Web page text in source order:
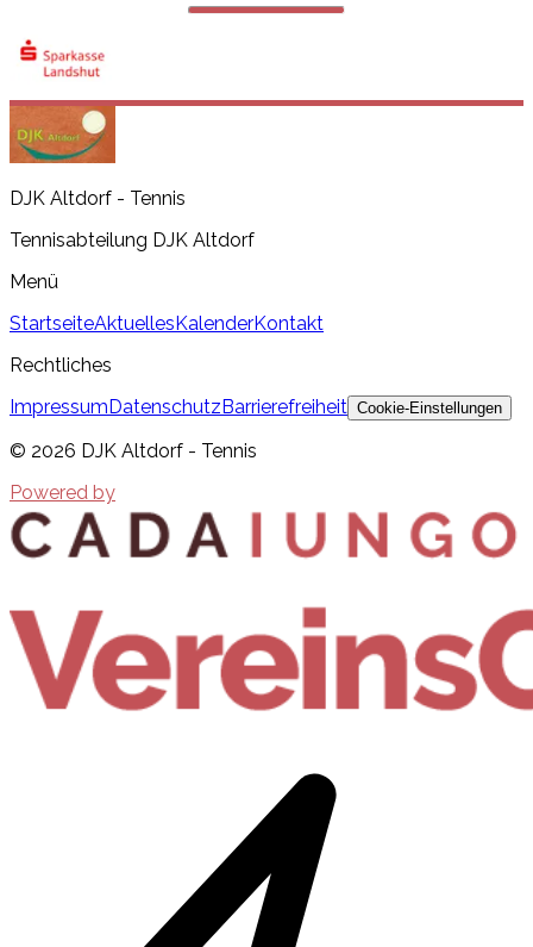
DJK Altdorf - Tennis
Tennisabteilung DJK Altdorf
Menü
StartseiteAktuellesKalenderKontakt
Rechtliches
ImpressumDatenschutzBarrierefreiheit Cookie-Einstellungen
© 2026 DJK Altdorf - Tennis
Powered by